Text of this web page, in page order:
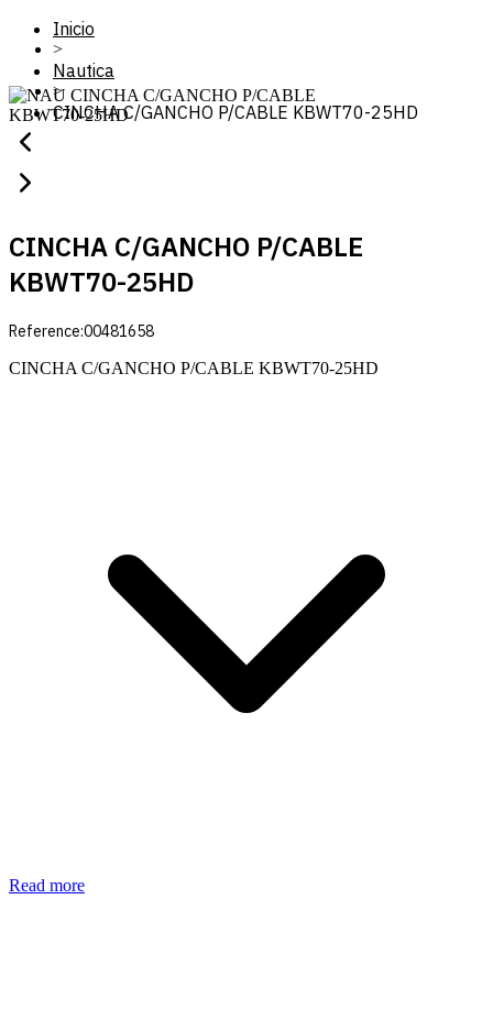
Inicio
>
Nautica
>
CINCHA C/GANCHO P/CABLE KBWT70-25HD
CINCHA C/GANCHO P/CABLE
KBWT70-25HD
Reference:00481658
CINCHA C/GANCHO P/CABLE KBWT70-25HD
Read more